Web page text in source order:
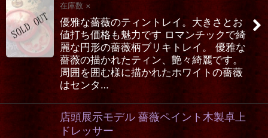
在庫数 ×
優雅な薔薇のティントレイ。大きさとお
値打ち価格も魅力です ロマンチックで綺
麗な円形の薔薇柄ブリキトレイ。 優雅な
薔薇の描かれたティン、艶々綺麗です。
周囲を囲む様に描かれたホワイトの薔薇
はセンタ…
店頭展示モデル 薔薇ペイント木製卓上
ドレッサー